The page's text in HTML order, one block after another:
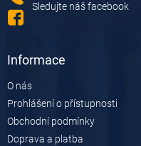
Sledujte náš facebook
Informace
O nás
Prohlášení o přístupnosti
Obchodní podmínky
Doprava a platba